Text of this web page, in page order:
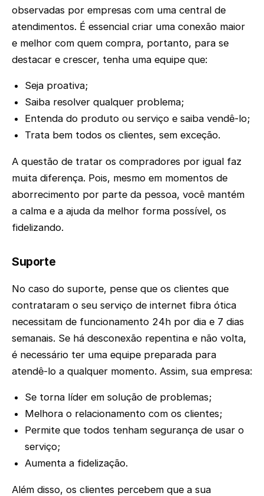
observadas por empresas com uma central de
atendimentos. É essencial criar uma conexão maior
e melhor com quem compra, portanto, para se
destacar e crescer, tenha uma equipe que:
Seja proativa;
Saiba resolver qualquer problema;
Entenda do produto ou serviço e saiba vendê-lo;
Trata bem todos os clientes, sem exceção.
A questão de tratar os compradores por igual faz
muita diferença. Pois, mesmo em momentos de
aborrecimento por parte da pessoa, você mantém
a calma e a ajuda da melhor forma possível, os
fidelizando.
Suporte
No caso do suporte, pense que os clientes que
contrataram o seu serviço de internet fibra ótica
necessitam de funcionamento 24h por dia e 7 dias
semanais. Se há desconexão repentina e não volta,
é necessário ter uma equipe preparada para
atendê-lo a qualquer momento. Assim, sua empresa:
Se torna líder em solução de problemas;
Melhora o relacionamento com os clientes;
Permite que todos tenham segurança de usar o
serviço;
Aumenta a fidelização.
Além disso, os clientes percebem que a sua